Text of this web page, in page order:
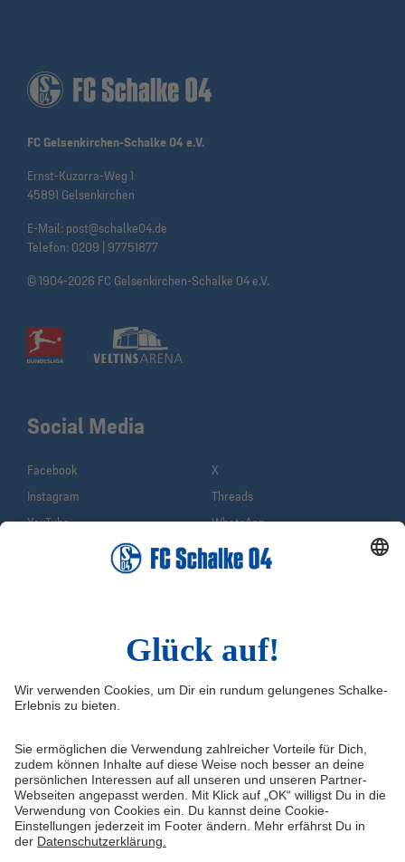
FC Gelsenkirchen-Schalke 04 e.V.
Ernst-Kuzorra-Weg 1
45891 Gelsenkirchen
E-Mail: post@schalke04.de
Telefon: 0209 | 97751877
© 1904-2026 FC Gelsenkirchen-Schalke 04 e.V.
Service & Kontakt
Erklärung zur Barrierefreiheit
Medienportal
Datenschutz
Haftungsausschluss
Tickets
VELTINS-Arena
Knappenschmiede
ERWIN buchen
Social Media
Facebook
X
Instagram
Threads
YouTube
WhatsApp
Sina Weibo